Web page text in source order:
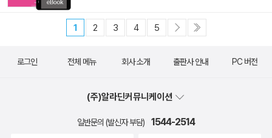
1 2 3 4 5
로그인 전체 메뉴 회사 소개 출판사 안내 PC 버전
(주)알라딘커뮤니케이션
일반문의 (발신자 부담) 1544-2514